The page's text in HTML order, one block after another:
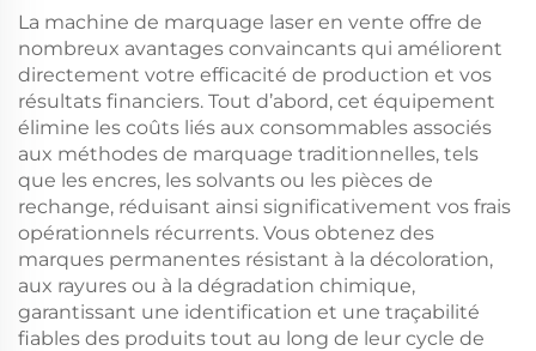
La machine de marquage laser en vente offre de
nombreux avantages convaincants qui améliorent
directement votre efficacité de production et vos
résultats financiers. Tout d’abord, cet équipement
élimine les coûts liés aux consommables associés
aux méthodes de marquage traditionnelles, tels
que les encres, les solvants ou les pièces de
rechange, réduisant ainsi significativement vos frais
opérationnels récurrents. Vous obtenez des
marques permanentes résistant à la décoloration,
aux rayures ou à la dégradation chimique,
garantissant une identification et une traçabilité
fiables des produits tout au long de leur cycle de